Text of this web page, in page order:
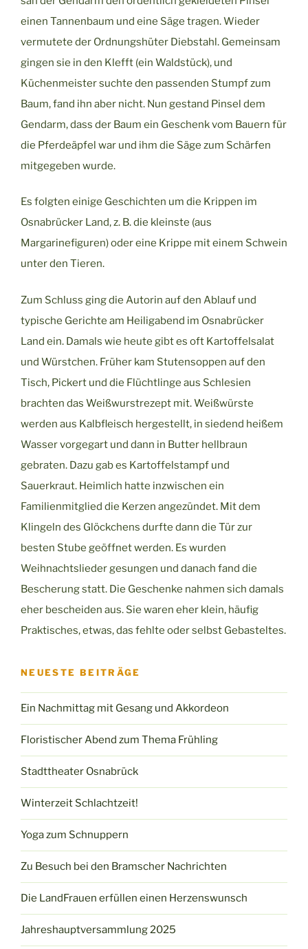
einen Tannenbaum und eine Säge tragen. Wieder
vermutete der Ordnungshüter Diebstahl. Gemeinsam
gingen sie in den Klefft (ein Waldstück), und
Küchenmeister suchte den passenden Stumpf zum
Baum, fand ihn aber nicht. Nun gestand Pinsel dem
Gendarm, dass der Baum ein Geschenk vom Bauern für
die Pferdeäpfel war und ihm die Säge zum Schärfen
mitgegeben wurde.
Es folgten einige Geschichten um die Krippen im
Osnabrücker Land, z. B. die kleinste (aus
Margarinefiguren) oder eine Krippe mit einem Schwein
unter den Tieren.
Zum Schluss ging die Autorin auf den Ablauf und
typische Gerichte am Heiligabend im Osnabrücker
Land ein. Damals wie heute gibt es oft Kartoffelsalat
und Würstchen. Früher kam Stutensoppen auf den
Tisch, Pickert und die Flüchtlinge aus Schlesien
brachten das Weißwurstrezept mit. Weißwürste
werden aus Kalbfleisch hergestellt, in siedend heißem
Wasser vorgegart und dann in Butter hellbraun
gebraten. Dazu gab es Kartoffelstampf und
Sauerkraut. Heimlich hatte inzwischen ein
Familienmitglied die Kerzen angezündet. Mit dem
Klingeln des Glöckchens durfte dann die Tür zur
besten Stube geöffnet werden. Es wurden
Weihnachtslieder gesungen und danach fand die
Bescherung statt. Die Geschenke nahmen sich damals
eher bescheiden aus. Sie waren eher klein, häufig
Praktisches, etwas, das fehlte oder selbst Gebasteltes.
NEUESTE BEITRÄGE
Ein Nachmittag mit Gesang und Akkordeon
Floristischer Abend zum Thema Frühling
Stadttheater Osnabrück
Winterzeit Schlachtzeit!
Yoga zum Schnuppern
Zu Besuch bei den Bramscher Nachrichten
Die LandFrauen erfüllen einen Herzenswunsch
Jahreshauptversammlung 2025